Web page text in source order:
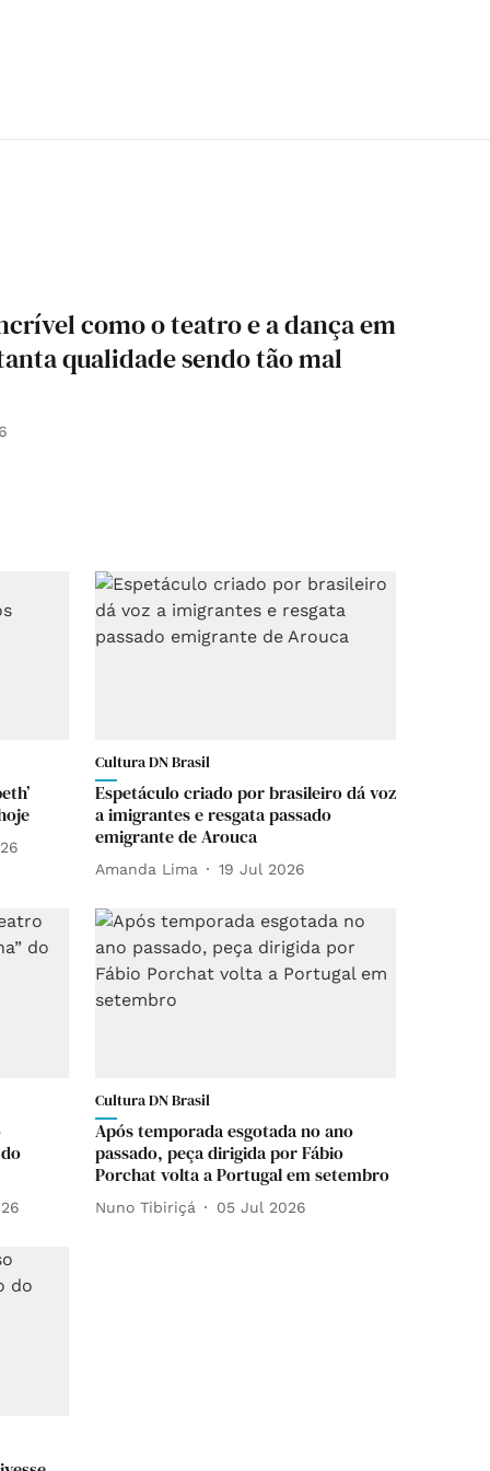
como o teatro e a dança em
qualidade sendo tão mal
Cultura DN Brasil
Espetáculo criado por brasileiro dá voz
a imigrantes e resgata passado
emigrante de Arouca
Amanda Lima 19 Jul 2026
Cultura DN Brasil
Após temporada esgotada no ano
passado, peça dirigida por Fábio
Porchat volta a Portugal em setembro
Nuno Tibiriçá 05 Jul 2026